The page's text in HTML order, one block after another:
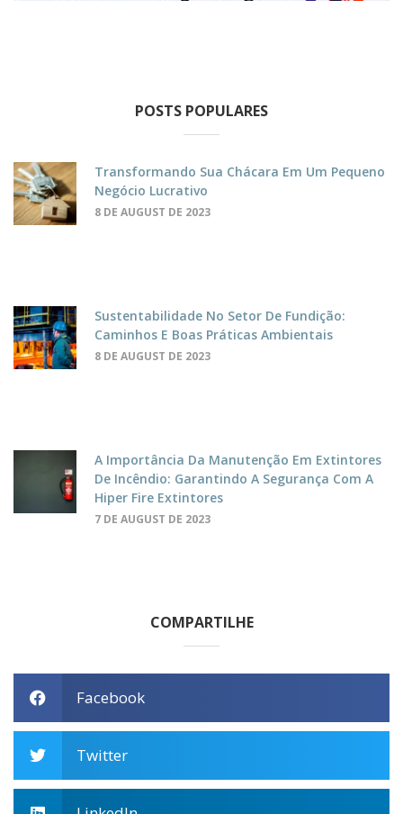
POSTS POPULARES
Transformando Sua Chácara Em Um Pequeno
Negócio Lucrativo
8 DE AUGUST DE 2023
Sustentabilidade No Setor De Fundição:
Caminhos E Boas Práticas Ambientais
8 DE AUGUST DE 2023
A Importância Da Manutenção Em Extintores
De Incêndio: Garantindo A Segurança Com A
Hiper Fire Extintores
7 DE AUGUST DE 2023
COMPARTILHE
Facebook
Twitter